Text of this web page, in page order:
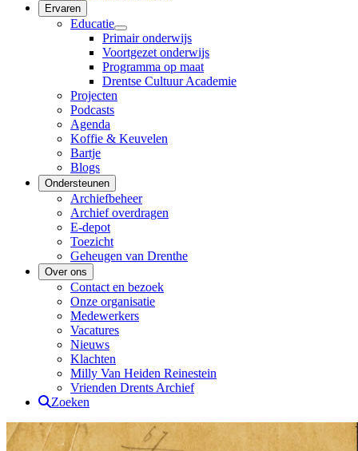
Ervaren
Educatie
Primair onderwijs
Voortgezet onderwijs
Programma op maat
Drentse Cultuur Academie
Projecten
Podcasts
Agenda
Koffie & Keuvelen
Bartje
Blogs
Ondersteunen
Archiefbeheer
Archief overdragen
E-depot
Toezicht
Geheugen van Drenthe
Over ons
Contact en bezoek
Onze organisatie
Medewerkers
Vacatures
Nieuws
Klachten
Milly Van Heiden Reinestein
Vrienden Drents Archief
Zoeken
Drents Archief